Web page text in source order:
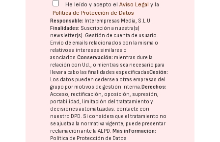
He leído y acepto elAviso Legal y la
Política de Protección de Datos
Responsable: Interempresas Media, S.L.U.
Finalidades: Suscripción a nuestra(s)
newsletter(s). Gestión de cuenta de usuario.
Envío de emails relacionados con la misma o
relativos a intereses similares o
asociados.Conservación: mientras dure la
relación con Ud., o mientras sea necesario para
llevar a cabo las finalidades especificadasCesión:
Los datos pueden cederse a otras empresas del
grupo por motivos de gestión interna.Derechos:
Acceso, rectificación, oposición, supresión,
portabilidad, limitación del tratatamiento y
decisiones automatizadas: contacte con
nuestro DPD. Si considera que el tratamiento no
se ajusta a la normativa vigente, puede presentar
reclamación ante laAEPD.Más información:
Política de Protección de Datos